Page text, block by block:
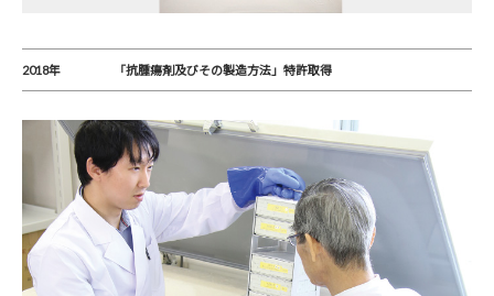
2018年 「抗腫瘍剤及びその製造方法」特許取得